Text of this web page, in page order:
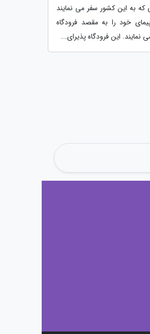
که به این کشور سفر می نمایند
خود را به مقصد فرودگاه
نمایند. این فرودگاه پذیرای...